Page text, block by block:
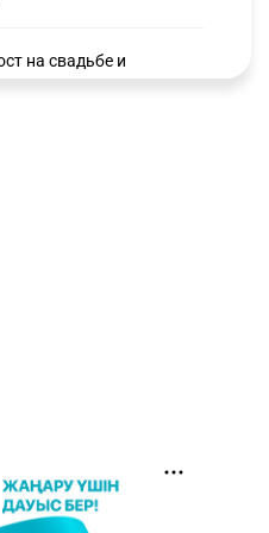
на свадьбе и
дороже. Почему в
расти цены на